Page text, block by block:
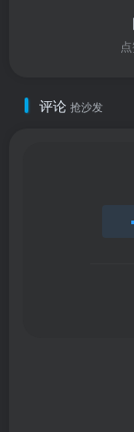
评论 抢沙发